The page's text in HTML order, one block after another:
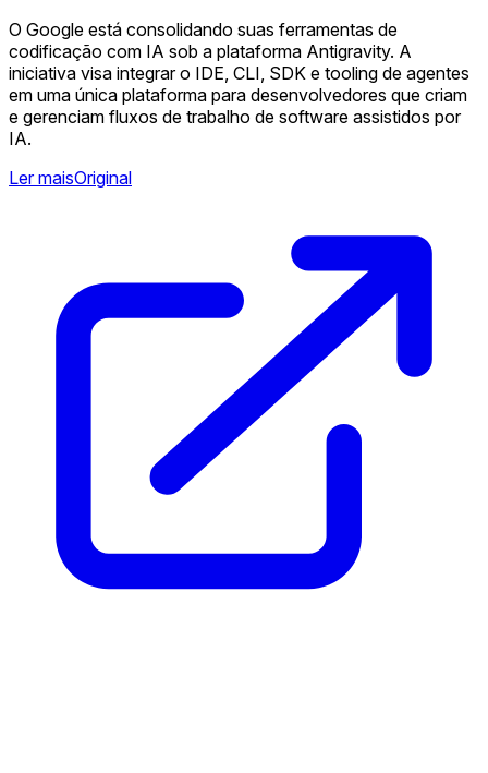
O Google está consolidando suas ferramentas de
codificação com IA sob a plataforma Antigravity. A
iniciativa visa integrar o IDE, CLI, SDK e tooling de agentes
em uma única plataforma para desenvolvedores que criam
e gerenciam fluxos de trabalho de software assistidos por
IA.
Ler maisOriginal